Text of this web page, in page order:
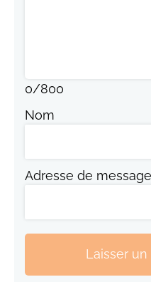
0/800
Nom
Adresse de
Laisser